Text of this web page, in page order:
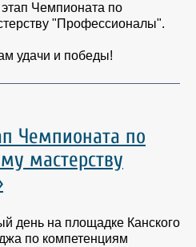
Чемпионата по
"Профессионалы".
удачи и победы!
Чемпионата по
мастерству
день на площадке Канского
по компетенциям